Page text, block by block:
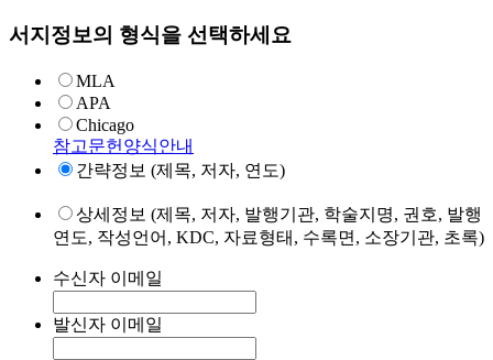
서지정보의 형식을 선택하세요
MLA
APA
Chicago
참고문헌양식안내
간략정보 (제목, 저자, 연도)
상세정보 (제목, 저자, 발행기관, 학술지명, 권호, 발행
연도, 작성언어, KDC, 자료형태, 수록면, 소장기관, 초록)
수신자 이메일
발신자 이메일